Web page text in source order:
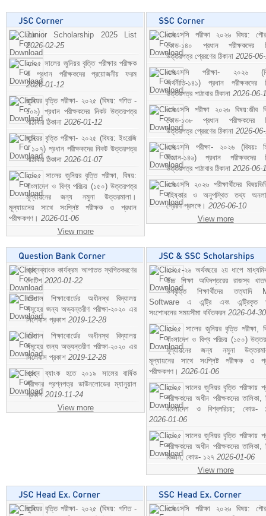
Junior Scholarship 2025 List
2026-02-25
২০২৫ সালের জুনিয়র বৃত্তি পরীক্ষার পরীক্ষক
ও প্রধান পরীক্ষকদের প্রয়োজনীয় ফরম
2026-01-12
জুনিয়র বৃত্তি পরীক্ষা- ২০২৫ (বিষয়: গণিত -
১০৯) প্রধান পরীক্ষকদের নিকট উত্তরপত্র
পাঠাবার ঠিকানা 2026-01-12
জুনিয়র বৃত্তি পরীক্ষা- ২০২৫ (বিষয়: ইংরেজি
- ১০৭) প্রধান পরীক্ষকদের নিকট উত্তরপত্র
পাঠাবার ঠিকানা 2026-01-07
২০২৫ সালের জুনিয়র বৃত্তি পরীক্ষা, বিষয়:
বাংলাদেশ ও বিশ্ব পরিচয় (১৫০) উত্তরপত্র
মূল্যায়নের জন্য নমুনা উত্তরমালা।
মূল্যায়নের সাথে সংশ্লিষ্ট পরীক্ষক ও প্রধান
পরীক্ষকগণ। 2026-01-06
View more
এসএসসি পরীক্ষা ২০২৬ বিষয়:
কোড-১৪০ প্রধান পরীক্ষকদের
উত্তরপত্র প্রেরণের ঠিকানা 2026-
এসএসসি পরীক্ষা- ২০২৬
অর্থনীতি-১৪১) প্রধান পরীক্ষকদের
উত্তরপত্র পাঠাবার ঠিকানা 2026-06-
এসএসসি পরীক্ষা ২০২৬ বিষয়:জীব
কোড-১৩৮ প্রধান পরীক্ষকদের
উত্তরপত্র প্রেরণের ঠিকানা 2026-
এসএসসি পরীক্ষা- ২০২৬ (বিষয়ঃ
বিজ্ঞান-১৪৬) প্রধান পরীক্ষকদের
উত্তরপত্র পাঠাবার ঠিকানা 2026-06-
এসএসসি ২০২৬ পরীক্ষার্থীদের
বহিষ্কার ও অনুপস্থিত তথ্য
প্রেরণ প্রসঙ্গে। 2026-06-10
View more
প্রশ্নব্যাংক কার্যক্রম আপাতত স্থগিতকরণের
নোটিশ 2020-01-22
বরিশাল শিক্ষাবোর্ডের অধীনস্থ বিদ্যালয়
সমূহের জন্য অভ্যন্তরীণ পরীক্ষা-২০২০ এর
সিলেবাস প্রকাশ 2019-12-28
বরিশাল শিক্ষাবোর্ডের অধীনস্থ বিদ্যালয়
সমূহের জন্য অভ্যন্তরীণ পরীক্ষা-২০২০ এর
সিলেবাস প্রকাশ 2019-12-28
প্রশ্ন ব্যাংক হতে ২০১৯ সালের বার্ষিক
পরীক্ষার প্রশ্নপত্র ডাউনলোডের ম্যানুয়াল
প্রকাশ 2019-11-24
View more
২০২৫-২৬ অর্থবছরে ২য় ধাপে
উচ্চ শিক্ষা অধিদপ্তরের রাজস্ব
উপবৃত্তি শিক্ষার্থীদের তত্যাদি
Software এ এন্ট্রি এবং এন্ট্রিকৃত
সংশোধনের সময়সীমা বর্ধিতকরন 2026-04-30
২০২৫ সালের জুনিয়র বৃত্তি পরীক্ষা,
বাংলাদেশ ও বিশ্ব পরিচয় (১৫০)
মূল্যায়নের জন্য নমুনা
মূল্যায়নের সাথে সংশ্লিষ্ট পরীক্ষক ও
পরীক্ষকগণ। 2026-01-06
২০২৫ সালের জুনিয়র বৃত্তি পরীক্ষায়
পরীক্ষকদের অধীন পরীক্ষকদের তালিকা,
বাংলাদেশ ও বিশ্বপরিচয়; কোড-
2026-01-06
২০২৫ সালের জুনিয়র বৃত্তি পরীক্ষায়
পরীক্ষকদের অধীন পরীক্ষকদের তালিকা,
বিজ্ঞান; কোড- ১২৭ 2026-01-06
View more
জুনিয়র বৃত্তি পরীক্ষা- ২০২৫ (বিষয়: গণিত -
এসএসসি পরীক্ষা ২০২৬ বিষয়: